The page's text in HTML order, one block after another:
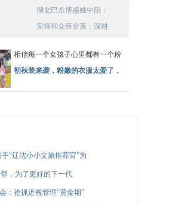
湖北巴东博盛姚中阳：
安得和众薛全英：深耕
相信每一个女孩子心里都有一个粉
初秋装来袭，粉嫩的衣服太爱了，
“辽沈小小文旅推荐官”为
，为了更好的下一代
：抢抓近视管理“黄金期”